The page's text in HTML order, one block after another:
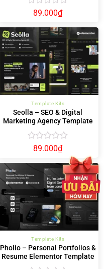
Được
hạng
0
5
sao
89.000₫
Template Kits
Seolla – SEO & Digital
Marketing Agency Template
Được
hạng
5
sao
89.000₫
Template Kits
Pholio – Personal Portfolios &
Resume Elementor Template